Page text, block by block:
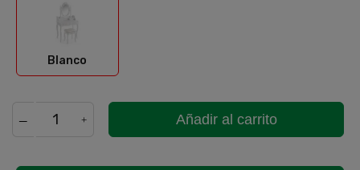
Blanco
Blanco
Añadir al carrito